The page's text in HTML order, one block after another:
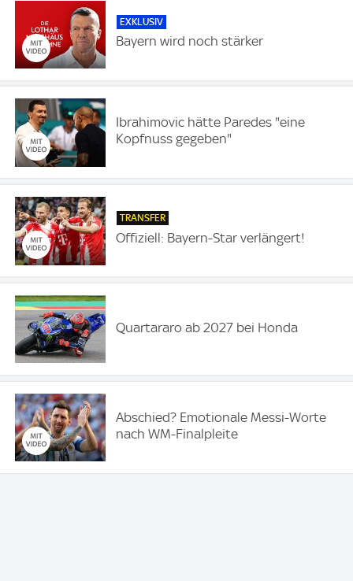
EXKLUSIV
Bayern wird noch stärker
Ibrahimovic hätte Paredes "eine
Kopfnuss gegeben"
TRANSFER
Offiziell: Bayern-Star verlängert!
Quartararo ab 2027 bei Honda
Abschied? Emotionale Messi-Worte
nach WM-Finalpleite